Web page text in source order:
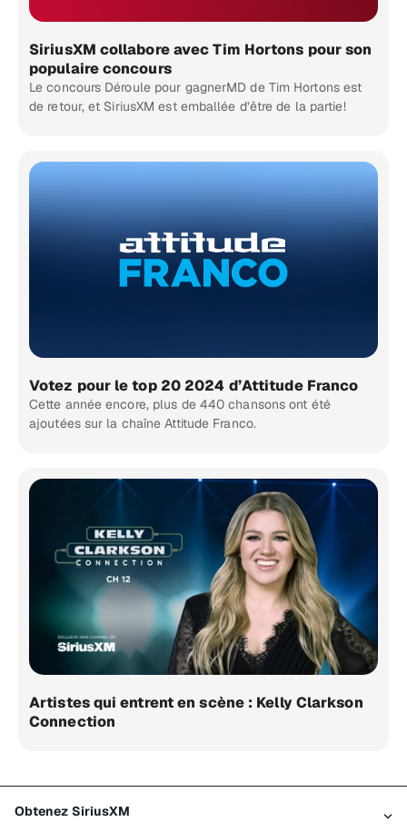
SiriusXM collabore avec Tim Hortons pour son
populaire concours
Le concours Déroule pour gagnerMD de Tim Hortons est
de retour, et SiriusXM est emballée d’être de la partie!
Votez pour le top 20 2024 d’Attitude Franco
Cette année encore, plus de 440 chansons ont été
ajoutées sur la chaîne Attitude Franco.
Artistes qui entrent en scène : Kelly Clarkson
Connection
Obtenez SiriusXM